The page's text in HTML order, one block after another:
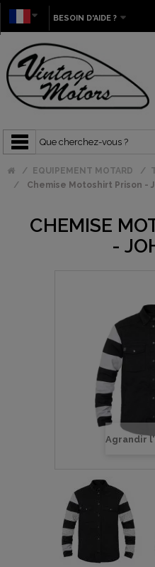
BESOIN D'AIDE ?
EQUIPEMENT MOTARD
Chemise Motoshirt Prison -
CHEMISE
-
Agrandir